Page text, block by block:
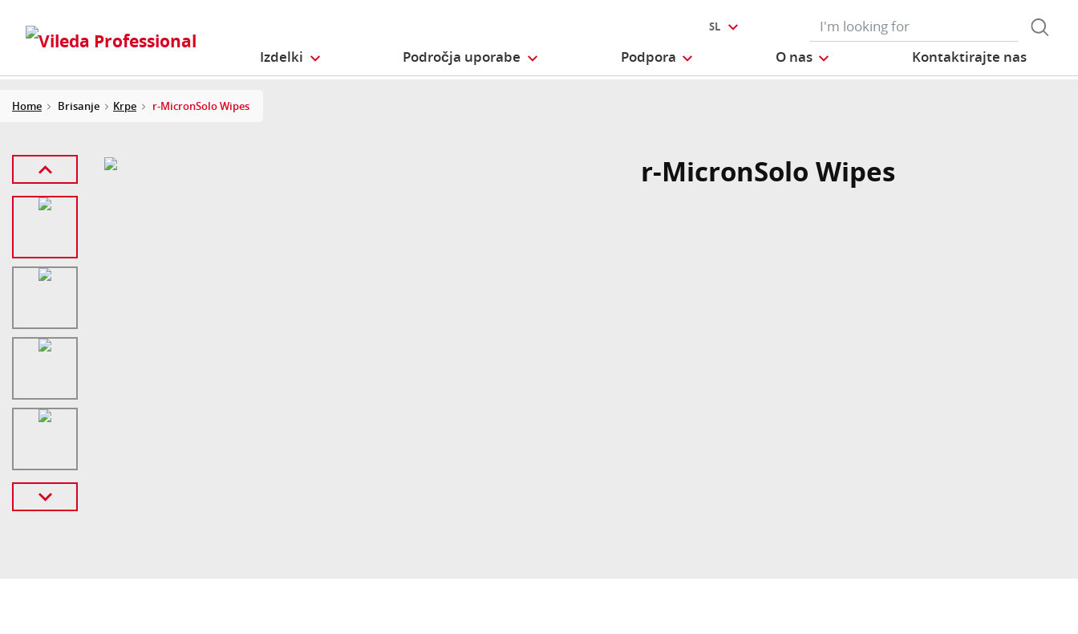
Izdelki Področja uporabe Podpora O nas Kontaktirajte nas
SL
Home Brisanje Krpe r-MicronSolo Wipes
r-MicronSolo Wipes